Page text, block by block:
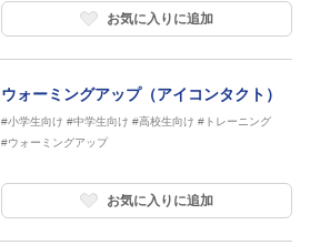
お気に入りに追加
ウォーミングアップ（アイコンタクト）
#小学生向け #中学生向け #高校生向け #トレーニング
#ウォーミングアップ
お気に入りに追加